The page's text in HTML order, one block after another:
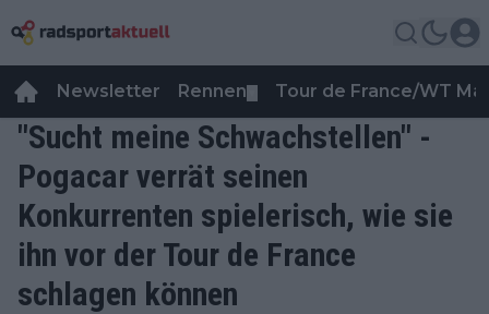
Newsletter Rennen Tour de France/WT
"Sucht meine Schwachstellen" -
Pogacar verrät seinen
Konkurrenten spielerisch, wie sie
ihn vor der Tour de France
schlagen können